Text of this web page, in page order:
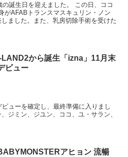
誕生日を迎えました。 この日、ココ
がAFABトランスマスキュリン・ノン
ました。また、乳房切除手術を受けた
LAND2から誕生「izna」11月末
ビュー
ューを確定し、最終準備に入りまし
ジミン、ジユン、ココ、ユ・サラン、
アヒョン 流暢